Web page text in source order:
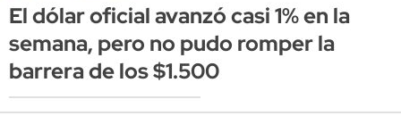
El dólar oficial avanzó casi 1% en la
semana, pero no pudo romper la
barrera de los $1.500